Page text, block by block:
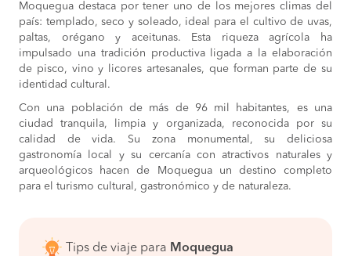
Moquegua destaca por tener uno de los mejores climas del
país: templado, seco y soleado, ideal para el cultivo de uvas,
paltas, orégano y aceitunas. Esta riqueza agrícola ha
impulsado una tradición productiva ligada a la elaboración
de pisco, vino y licores artesanales, que forman parte de su
identidad cultural.
Con una población de más de 96 mil habitantes, es una
ciudad tranquila, limpia y organizada, reconocida por su
calidad de vida. Su zona monumental, su deliciosa
gastronomía local y su cercanía con atractivos naturales y
arqueológicos hacen de Moquegua un destino completo
para el turismo cultural, gastronómico y de naturaleza.
Tips de viaje para Moquegua